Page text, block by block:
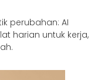
perubahan: AI
harian untuk kerja,